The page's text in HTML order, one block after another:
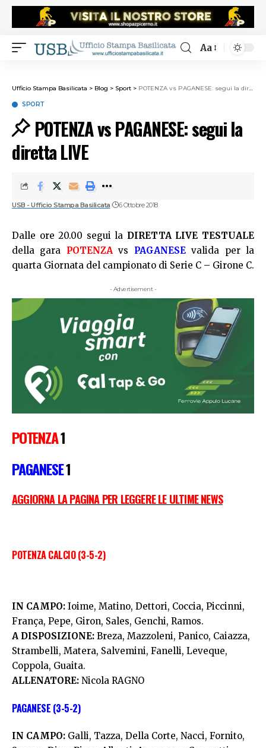
Aa
Ufficio Stampa Basilicata > Blog > Sport > POTENZA vs PAGANESE: segui la diretta LIVE
SPORT
POTENZA vs PAGANESE: segui la
diretta LIVE
USB - Ufficio Stampa Basilicata 6 Ottobre 2018
Dalle ore 20.00 segui la DIRETTA LIVE TESTUALE
della gara POTENZAvs PAGANESEvalida per la
quarta Giornata del campionato di Serie C – Girone C.
- Advertisement -
POTENZA1
PAGANESE1
AGGIORNA LA PAGINA PER LEGGERE LE ULTIME NEWS
POTENZA CALCIO (3-5-2)
IN CAMPO: Ioime, Matino, Dettori, Coccia, Piccinni,
França, Pepe, Giron, Sales, Genchi, Ramos.
A DISPOSIZIONE: Breza, Mazzoleni, Panico, Caiazza,
Strambelli, Matera, Salvemini, Fanelli, Leveque,
Coppola, Guaita.
ALLENATORE: Nicola RAGNO
PAGANESE (3-5-2)
IN CAMPO: Galli, Tazza, Della Corte, Nacci, Fornito,